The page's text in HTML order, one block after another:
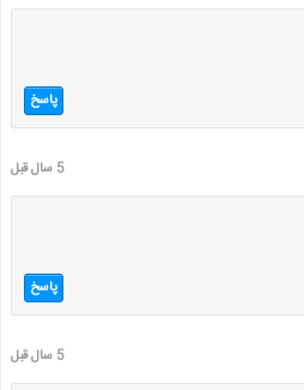
پاسخ
5 سال قبل
پاسخ
5 سال قبل